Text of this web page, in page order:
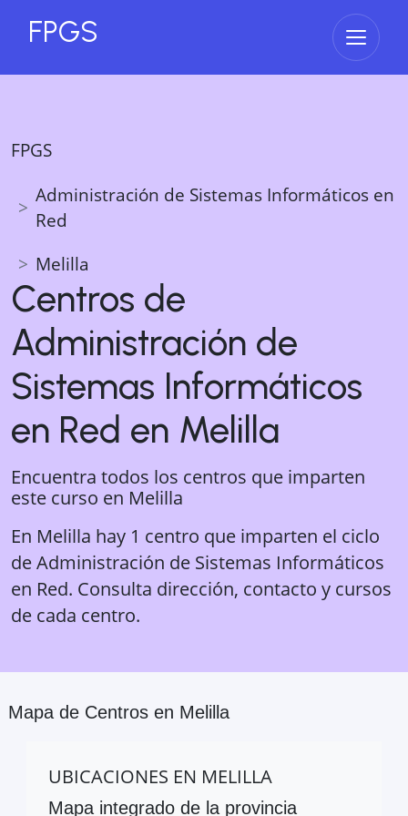
FPGS Abrir
FPGS
Administración de Sistemas Informáticos en
Red
Melilla
Centros de
Administración de
Sistemas Informáticos
en Red en Melilla
Encuentra todos los centros que imparten
este curso en Melilla
En Melilla hay 1 centro que imparten el ciclo
de Administración de Sistemas Informáticos
en Red. Consulta dirección, contacto y cursos
de cada centro.
Mapa de Centros en Melilla
UBICACIONES EN MELILLA
Mapa integrado de la provincia